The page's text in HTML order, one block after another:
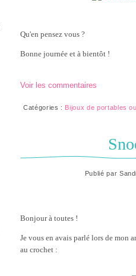
Qu'en pensez vous ?
Bonne journée et à bientôt !
Voir les commentaires
Catégories : Bijoux de portables
Publié par
Bonjour à toutes !
Je vous en avais parlé lors de mon
au crochet :